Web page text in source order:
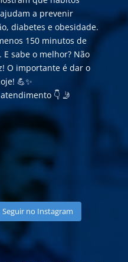
Seguir no Instagram